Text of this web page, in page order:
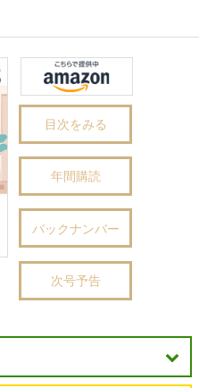
目次をみる
年間購読
バックナンバー
次号予告